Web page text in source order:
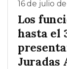
16 de julio
Los
hasta el
Juradas